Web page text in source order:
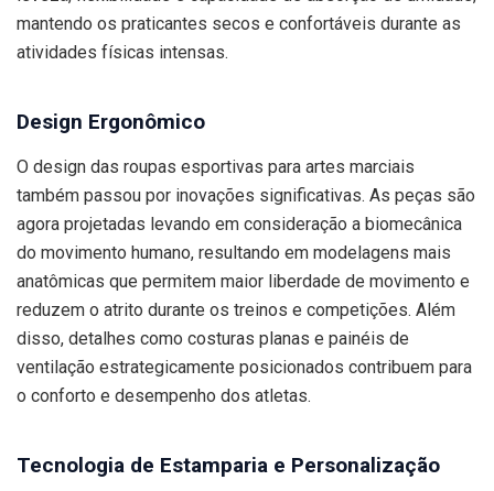
mantendo os praticantes secos e confortáveis durante as
atividades físicas intensas.
Design Ergonômico
O design das roupas esportivas para artes marciais
também passou por inovações significativas. As peças são
agora projetadas levando em consideração a biomecânica
do movimento humano, resultando em modelagens mais
anatômicas que permitem maior liberdade de movimento e
reduzem o atrito durante os treinos e competições. Além
disso, detalhes como costuras planas e painéis de
ventilação estrategicamente posicionados contribuem para
o conforto e desempenho dos atletas.
Tecnologia de Estamparia e Personalização